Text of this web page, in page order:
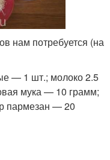
нам потребуется (на
— 1 шт.; молоко 2.5
мука — 10 грамм;
пармезан — 20